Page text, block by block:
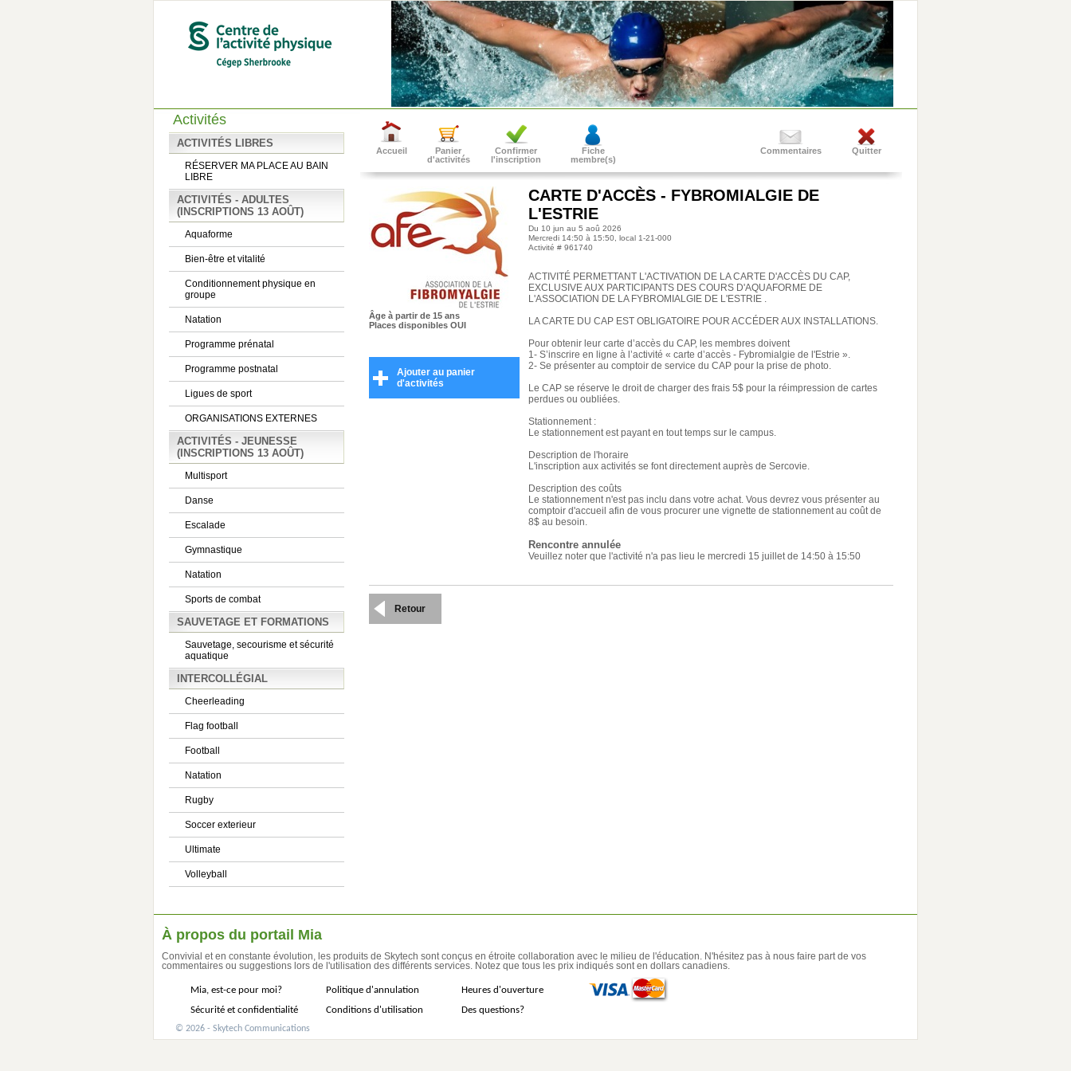
Activités
ACTIVITÉS LIBRES
RÉSERVER MA PLACE AU BAIN
LIBRE
ACTIVITÉS - ADULTES
(INSCRIPTIONS 13 AOÛT)
Aquaforme
Bien-être et vitalité
Conditionnement physique en
groupe
Natation
Programme prénatal
Programme postnatal
Ligues de sport
ORGANISATIONS EXTERNES
ACTIVITÉS - JEUNESSE
(INSCRIPTIONS 13 AOÛT)
Multisport
Danse
Escalade
Gymnastique
Natation
Sports de combat
SAUVETAGE ET FORMATIONS
Sauvetage, secourisme et sécurité
aquatique
INTERCOLLÉGIAL
Cheerleading
Flag football
Football
Natation
Rugby
Soccer exterieur
Ultimate
Volleyball
Accueil
Panier
d'activités
Confirmer
l'inscription
Fiche
membre(s)
Quitter
Commentaires
Âge à partir de 15 ans
Places disponibles OUI
Ajouter au panier
d'activités
CARTE D'ACCÈS - FYBROMIALGIE DE
L'ESTRIE
Du 10 jun au 5 aoû 2026
Mercredi 14:50 à 15:50 , local 1-21-000
Activité # 961740
ACTIVITÉ PERMETTANT L'ACTIVATION DE LA CARTE D'ACCÈS DU CAP,
EXCLUSIVE AUX PARTICIPANTS DES COURS D'AQUAFORME DE
L'ASSOCIATION DE LA FYBROMIALGIE DE L'ESTRIE .
LA CARTE DU CAP EST OBLIGATOIRE POUR ACCÉDER AUX INSTALLATIONS.
Pour obtenir leur carte d’accès du CAP, les membres doivent
1- S’inscrire en ligne à l’activité « carte d’accès - Fybromialgie de l'Estrie ».
2- Se présenter au comptoir de service du CAP pour la prise de photo.
Le CAP se réserve le droit de charger des frais 5$ pour la réimpression de cartes
perdues ou oubliées.
Stationnement :
Le stationnement est payant en tout temps sur le campus.
Description de l'horaire
L'inscription aux activités se font directement auprès de Sercovie.
Description des coûts
Le stationnement n'est pas inclu dans votre achat. Vous devrez vous présenter au
comptoir d'accueil afin de vous procurer une vignette de stationnement au coût de
8$ au besoin.
Rencontre annulée
Veuillez noter que l'activité n'a pas lieu le mercredi 15 juillet de 14:50 à 15:50
Retour
À propos du portail Mia
Convivial et en constante évolution, les produits de Skytech sont conçus en étroite collaboration avec le milieu de l'éducation. N'hésitez pas à nous faire part de vos
commentaires ou suggestions lors de l'utilisation des différents services. Notez que tous les prix indiqués sont en dollars canadiens.
Mia, est-ce pour moi? Politique d'annulation
Heures d'ouverture
Sécurité et confidentialité
Conditions d'utilisation Des questions?
© 2026 - Skytech Communications